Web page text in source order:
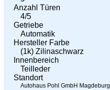
Anzahl Türen
4/5
Getriebe
Automatik
Hersteller Farbe
(1k) Zilinaschwarz
Innenbereich
Teilleder
Standort
Autohaus Pohl GmbH Magdeburg